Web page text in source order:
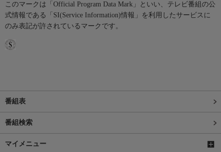
このマークは「Official Program Data Mark」といい、テレビ番組の公
式情報である「SI(Service Information)情報」を利用したサービスに
のみ表記が許されているマークです。
番組表
番組検索
マイメニュー